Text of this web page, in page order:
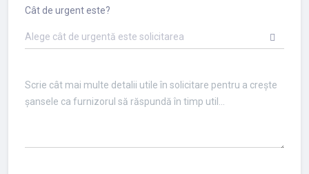
Cât de urgent este?
Alege cât de urgentă este solicitarea